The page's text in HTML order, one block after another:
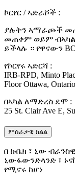
ኮርየር / ኣድራሾች :
ያሉትን ኣማራጮች
መጠቀም ወይም ብኣካል
ይችላሉ ። የዋናውን
የኮርየሩ ኣድርሻ :
IRB-RPD, Minto
Floor Ottawa,
በኣካል ለማድረስ ደሞ :
25 St. Clair Ave E,
ምሰራቃዊ ክልል
በ ኩቤክ ፣ ኒው
ኒውፋውንድላንድ ፣
የሚኖሩ ከሆነ